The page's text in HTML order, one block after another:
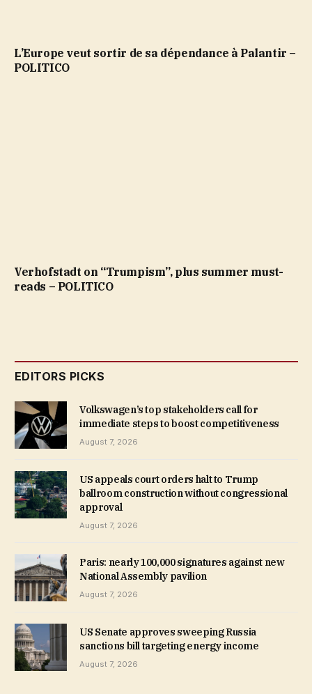
L’Europe veut sortir de sa dépendance à Palantir –
POLITICO
Verhofstadt on “Trumpism”, plus summer must-
reads – POLITICO
EDITORS PICKS
Volkswagen’s top stakeholders call for
immediate steps to boost competitiveness
August 7, 2026
US appeals court orders halt to Trump
ballroom construction without congressional
approval
August 7, 2026
Paris: nearly 100,000 signatures against new
National Assembly pavilion
August 7, 2026
US Senate approves sweeping Russia
sanctions bill targeting energy income
August 7, 2026